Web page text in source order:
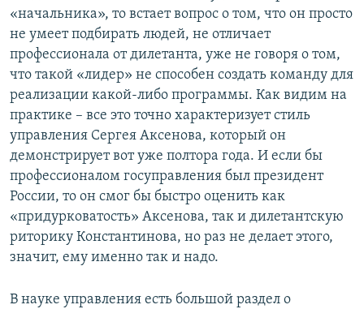
«начальника», то встает вопрос о том, что он просто
не умеет подбирать людей, не отличает
профессионала от дилетанта, уже не говоря о том,
что такой «лидер» не способен создать команду для
реализации какой-либо программы. Как видим на
практике – все это точно характеризует стиль
управления Сергея Аксенова, который он
демонстрирует вот уже полтора года. И если бы
профессионалом госуправления был президент
России, то он смог бы быстро оценить как
«придурковатость» Аксенова, так и дилетантскую
риторику Константинова, но раз не делает этого,
значит, ему именно так и надо.
В науке управления есть большой раздел о